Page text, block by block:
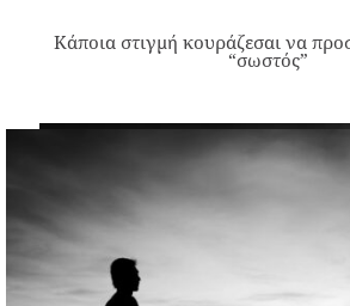
Κάποια στιγμή κουράζεσαι να
“σωστός”